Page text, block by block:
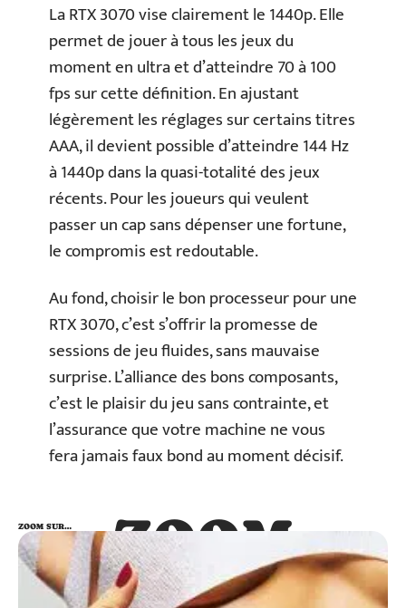
La RTX 3070 vise clairement le 1440p. Elle
permet de jouer à tous les jeux du
moment en ultra et d’atteindre 70 à 100
fps sur cette définition. En ajustant
légèrement les réglages sur certains titres
AAA, il devient possible d’atteindre 144 Hz
à 1440p dans la quasi-totalité des jeux
récents. Pour les joueurs qui veulent
passer un cap sans dépenser une fortune,
le compromis est redoutable.
Au fond, choisir le bon processeur pour une
RTX 3070, c’est s’offrir la promesse de
sessions de jeu fluides, sans mauvaise
surprise. L’alliance des bons composants,
c’est le plaisir du jeu sans contrainte, et
l’assurance que votre machine ne vous
fera jamais faux bond au moment décisif.
ZOOM
SUR…
ZOOM SUR…